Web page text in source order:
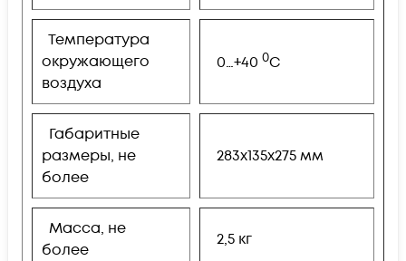
Температура
окружающего
воздуха
0…+40 0С
Габаритные
размеры, не
более
283x135x275 мм
Масса, не
более
2,5 кг